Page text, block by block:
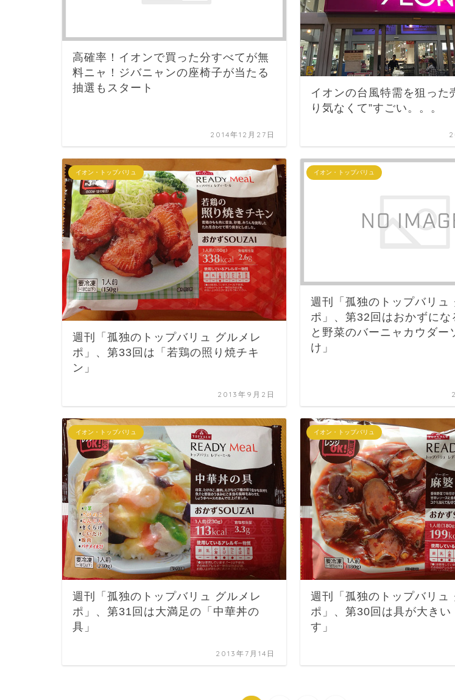
高確率！イオンで買った分すべてが無
料ニャ！ジバニャンの座椅子が当たる
抽選もスタート
2014年12月27日
イオンの台風特需を狙った
り気なくて”すごい。。。
イオン・トップバリュ
週刊「孤独のトップバリュ グルメレ
ポ」、第33回は「若鶏の照り焼チキ
ン」
2013年9月2日
イオン・トップバリュ
週刊「孤独のトップバリュ
ポ」、第32回はおかずにな
と野菜のバーニャカウダー
け」
イオン・トップバリュ
週刊「孤独のトップバリュ グルメレ
ポ」、第31回は大満足の「中華丼の
具」
2013年7月14日
イオン・トップバリュ
週刊「孤独のトップバリュ
ポ」、第30回は具が大きい
す」